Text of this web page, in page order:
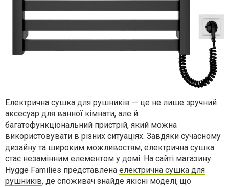
Електрична сушка для рушників — це не лише зручний
аксесуар для ванної кімнати, але й
багатофункціональний пристрій, який можна
використовувати в різних ситуаціях. Завдяки сучасному
дизайну та широким можливостям, електрична сушка
стає незамінним елементом у домі. На сайті магазину
Hygge Families представлена електрична сушка для
рушників, де споживач знайде якісні моделі, що